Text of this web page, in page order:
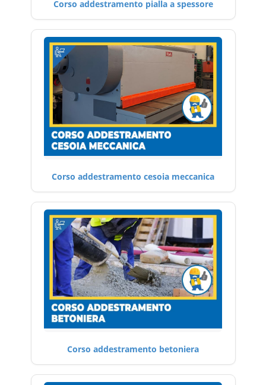
Corso addestramento pialla a spessore
Corso addestramento cesoia meccanica
Corso addestramento betoniera